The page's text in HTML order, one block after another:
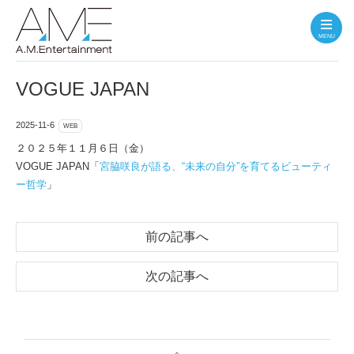
MENU
VOGUE JAPAN
2025-11-6 WEB
２０２５年１１月６日（金）
VOGUE JAPAN「 宮脇咲良が語る、“未来の自分”を育てるビューティ
ー哲学 」
前の記事へ
次の記事へ